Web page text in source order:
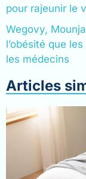
pour rajeunir le
Wegovy,
l’obésité que
les médecins
Articles